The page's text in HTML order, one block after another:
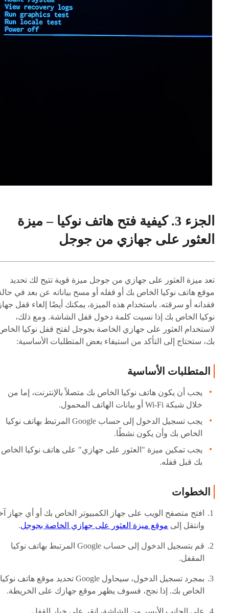
الجزء 3. كيفية فتح هاتف نوكيا – ميزة
العثور على جهازي من جوجل
تعد ميزة العثور على جهازي من جوجل ميزة قوية تتيح لك تحديد
موقع هاتف نوكيا الخاص بك أو قفله أو مسح بياناته عن بعد في
فقدانه أو سرقته. باستخدام هذه الميزة، يمكنك أيضًا إلغاء قفل
نوكيا الخاص بك إذا نسيت كلمة دخول قفل الشاشة. ومع ذلك،
لاستخدام العثور على جهازي الخاصة بجوجل لفتح قفل نوكيا
بك، ستحتاج إلى التأكد من استيفاء بعض المتطلبات الأساسية:
المتطلبات الأساسية
يجب أن يكون هاتف نوكيا الخاص بك متصلاً بالإنترنت، إما من
خلال شبكة Wi-Fi أو بيانات الهاتف المحمول.
يجب تسجيل الدخول إلى حساب Google المرتبط بهاتف نوكيا
الخاص بك وأن يكون نشطًا.
يجب تمكين ميزة "العثور على جهازي" على هاتف نوكيا الخاص
بك قبل قفله.
الخطوات
افتح متصفح الويب على جهاز الكمبيوتر الخاص بك أو أي جهاز
وانتقل إلى موقع ميزة العثور على جهازي الخاصة بجوجل.
قم بتسجيل الدخول إلى حساب Google المرتبط بهاتف نوكيا
المقفل.
بمجرد تسجيل الدخول، سيحاول Google تحديد موقع هاتف نوكيا
الخاص بك. إذا نجح، فسوف يظهر موقع جهازك على الخريطة.
على الجانب الأيسر من الشاشة، انقر على خيار القفل.